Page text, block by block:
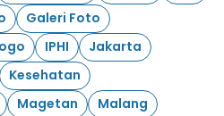
Galeri Foto
IPHI
Jakarta
Kesehatan
Magetan
Malang